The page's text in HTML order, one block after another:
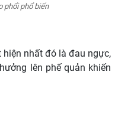
phổi phổ biến
hiện nhất đó là đau ngực,
lên phế quản khiến